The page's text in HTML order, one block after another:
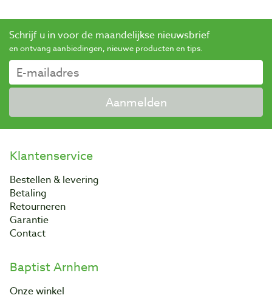
Schrijf u in voor de maandelijkse nieuwsbrief
en ontvang aanbiedingen, nieuwe producten en tips.
Aanmelden
Klantenservice
Bestellen & levering
Betaling
Retourneren
Garantie
Contact
Baptist Arnhem
Onze winkel